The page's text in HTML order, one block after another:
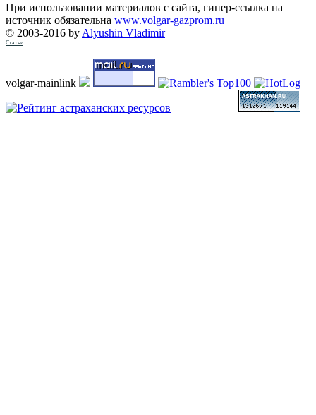
При использовании материалов с сайта, гипер-ссылка на
источник обязательна www.volgar-gazprom.ru
© 2003-2016 by Alyushin Vladimir
Статьи
volgar-mainlink